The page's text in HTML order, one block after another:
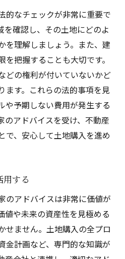
のコミュニケーション方
適にするインテリアの選
活インフラの整え方
の健康的な生活習慣の構
的なチェックが非常に重要で
を確認し、その土地にどのよ
を理解しましょう。また、建
把握することも大切です。
どの権利が付いていないかど
ます。これらの法的事項を見
や予期しない費用が発生する
のアドバイスを受け、不動産
で、安心して土地購入を進め
用する
のアドバイスは非常に価値が
値や未来の資産性を見極める
せません。土地購入の全プロ
金計画など、専門的な知識が